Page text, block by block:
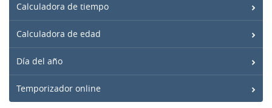
Calculadora de tiempo
Calculadora de edad
Día del año
Temporizador online